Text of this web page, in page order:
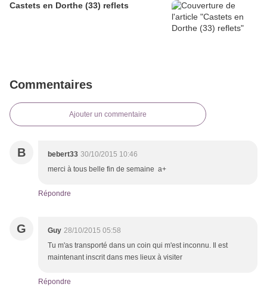
Castets en Dorthe (33) reflets
Commentaires
Ajouter un commentaire
B bebert33 30/10/2015 10:46
merci à tous belle fin de semaine a+
Répondre
G Guy 28/10/2015 05:58
Tu m'as transporté dans un coin qui m'est inconnu. Il est
maintenant inscrit dans mes lieux à visiter
Répondre